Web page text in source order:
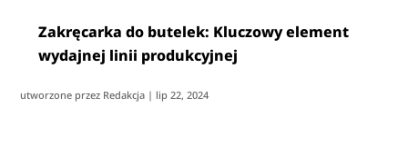
Zakręcarka do butelek: Kluczowy element
wydajnej linii produkcyjnej
utworzone przez Redakcja | lip 22, 2024